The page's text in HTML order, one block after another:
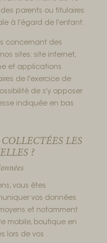
parents ou titulaires
à l'égard de l'enfant.
concernant des
sites: site internet,
et applications
de l'exercice de
de s'y opposer
indiquée en bas
LES
?
vous êtes
vos données
et notamment
mobile, boutique en
lors de vos